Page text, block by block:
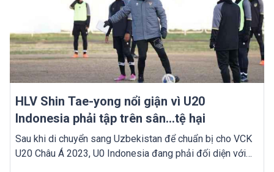
HLV Shin Tae-yong nổi giận vì U20
Indonesia phải tập trên sân...tệ hại
Sau khi di chuyển sang Uzbekistan để chuẩn bị cho VCK
U20 Châu Á 2023, U0 Indonesia đang phải đối diện với